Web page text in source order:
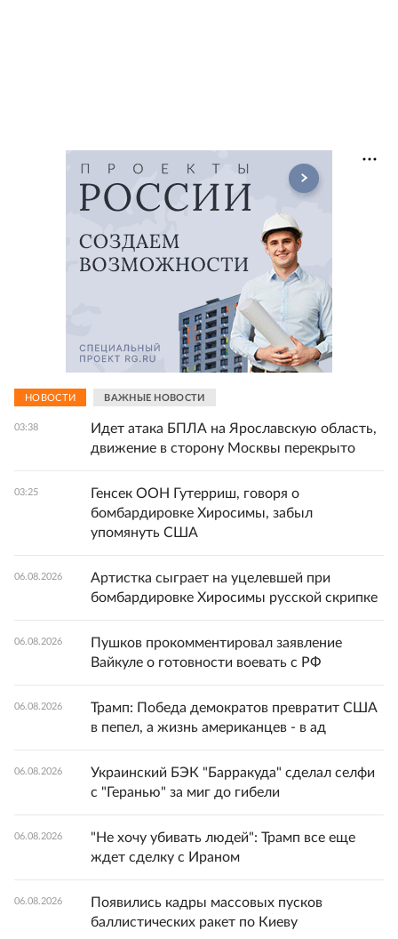
НОВОСТИ ВАЖНЫЕ НОВОСТИ
03:38
Идет атака БПЛА на Ярославскую область,
движение в сторону Москвы перекрыто
03:25
Генсек ООН Гутерриш, говоря о
бомбардировке Хиросимы, забыл
упомянуть США
06.08.2026
Артистка сыграет на уцелевшей при
бомбардировке Хиросимы русской скрипке
06.08.2026
Пушков прокомментировал заявление
Вайкуле о готовности воевать с РФ
06.08.2026
Трамп: Победа демократов превратит США
в пепел, а жизнь американцев - в ад
06.08.2026
Украинский БЭК "Барракуда" сделал селфи
с "Геранью" за миг до гибели
06.08.2026
"Не хочу убивать людей": Трамп все еще
ждет сделку с Ираном
06.08.2026
Появились кадры массовых пусков
баллистических ракет по Киеву